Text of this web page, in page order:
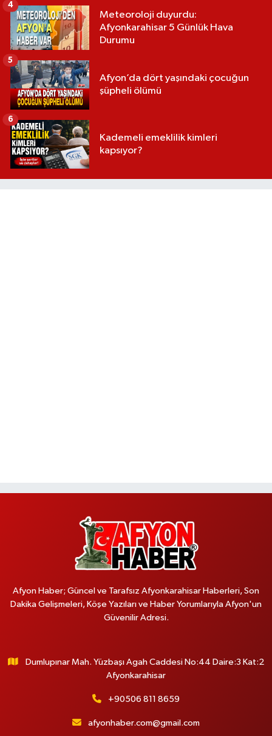
Meteoroloji duyurdu:
Afyonkarahisar 5 Günlük Hava
Durumu
4
Afyon’da dört yaşındaki çocuğun
şüpheli ölümü
5
Kademeli emeklilik kimleri
kapsıyor?
6
Afyon Haber; Güncel ve Tarafsız Afyonkarahisar Haberleri, Son
Dakika Gelişmeleri, Köşe Yazıları ve Haber Yorumlarıyla Afyon'un
Güvenilir Adresi.
Dumlupınar Mah. Yüzbaşı Agah Caddesi No:44 Daire:3 Kat:2
Afyonkarahisar
+90506 811 8659
afyonhaber.com@gmail.com